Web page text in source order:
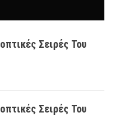
Σειρές Του
Σειρές Του